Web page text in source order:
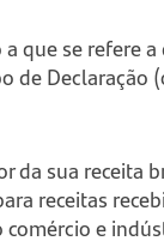
que se refere
de Declaração
da sua receita
receitas
comércio e